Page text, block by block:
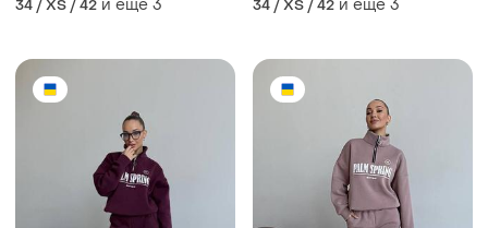
34 / XS / 42 и еще 3 34 / XS / 42 и еще 3